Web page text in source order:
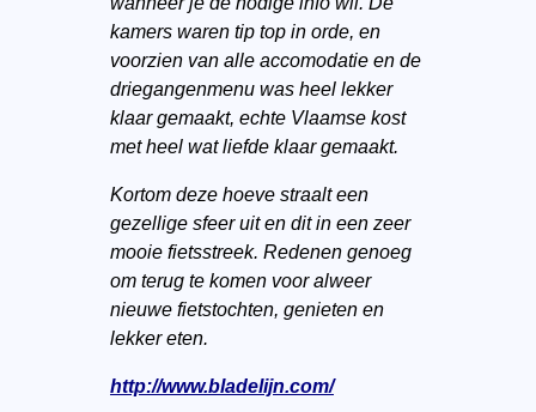
kamers waren tip top in orde, en
voorzien van alle accomodatie en de
driegangenmenu was heel lekker
klaar gemaakt, echte Vlaamse kost
met heel wat liefde klaar gemaakt.
Kortom deze hoeve straalt een
gezellige sfeer uit en dit in een zeer
mooie fietsstreek. Redenen genoeg
om terug te komen voor alweer
nieuwe fietstochten, genieten en
lekker eten.
http://www.bladelijn.com/